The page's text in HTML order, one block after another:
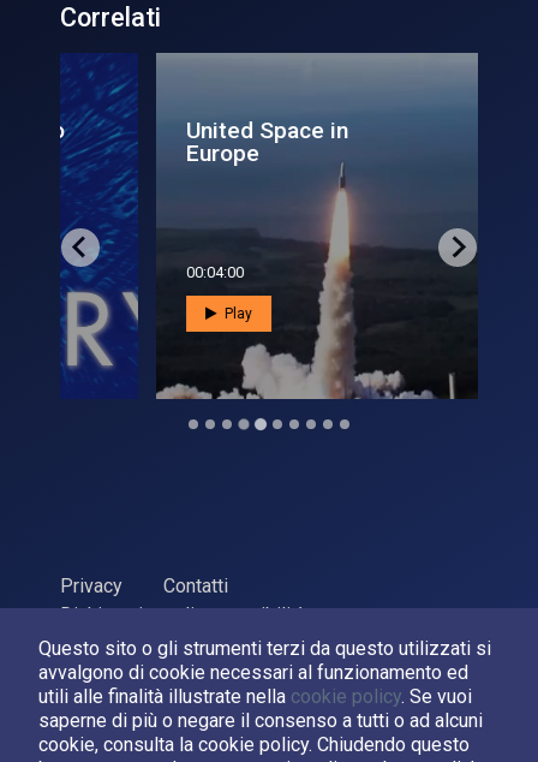
Questo sito o gli strumenti terzi da questo utilizzati si
avvalgono di cookie necessari al funzionamento ed
utili alle finalità illustrate nella cookie policy. Se vuoi
saperne di più o negare il consenso a tutti o ad alcuni
cookie, consulta la cookie policy. Chiudendo questo
Correlati
United Space in
Europe
Privacy
Contatti
Dichiarazione di accessibilità
ASI Agenzia Spaziale Italiana, 2026. P.Iva 03638121008
Sviluppato daLPM
Seguici su: